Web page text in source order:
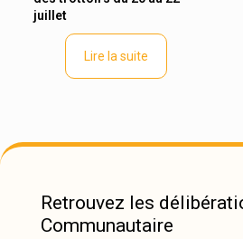
juillet
Lire la suite
Retrouvez les
Communautaire